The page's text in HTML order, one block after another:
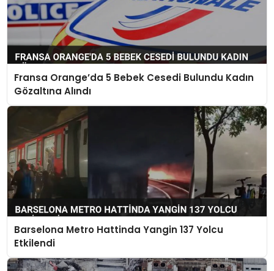
Fransa Orange’da 5 Bebek Cesedi Bulundu Kadın
Gözaltına Alındı
Barselona Metro Hattinda Yangin 137 Yolcu
Etkilendi